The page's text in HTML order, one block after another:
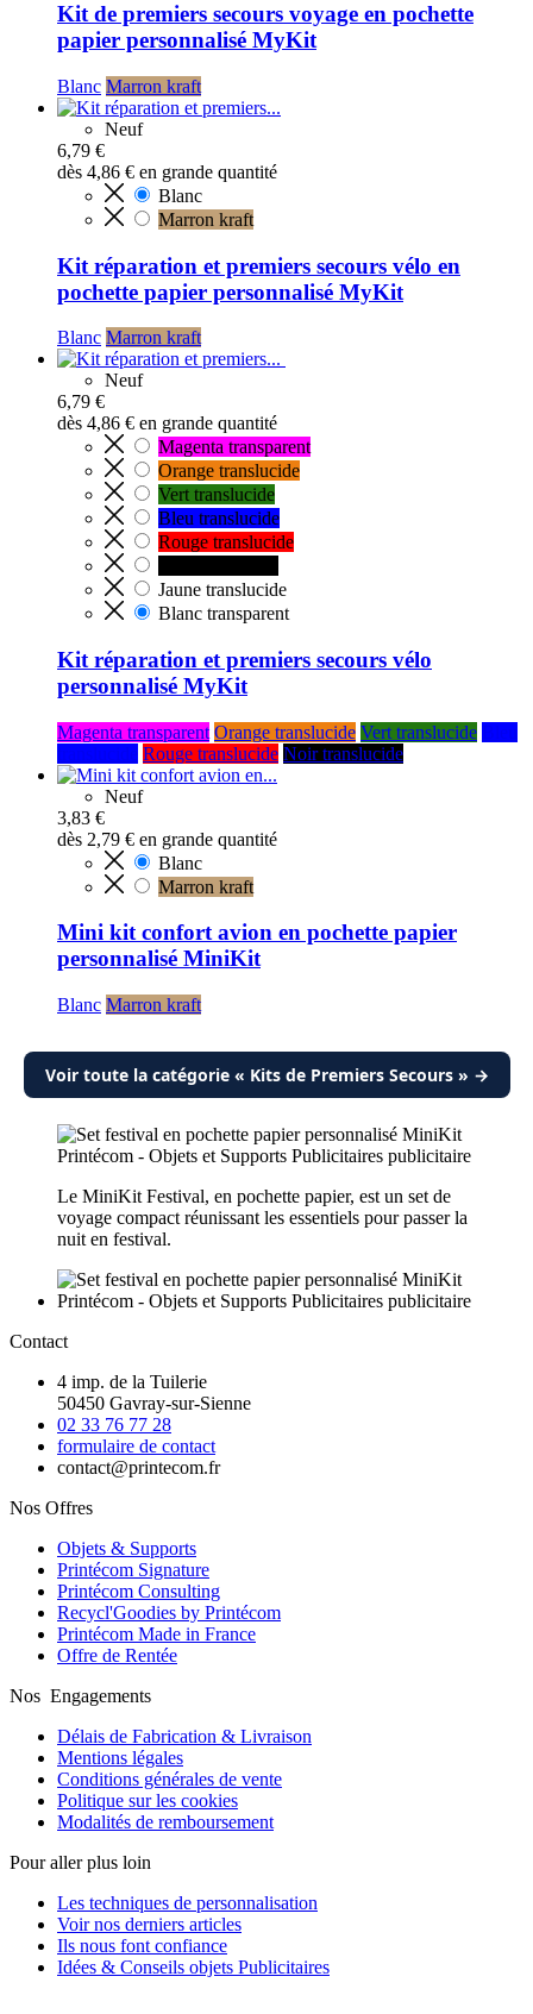
Kit de premiers secours voyage en pochette
papier personnalisé MyKit
Blanc Marron kraft
Neuf
6,79 €
dès 4,86 € en grande quantité
Blanc
Marron kraft
Kit réparation et premiers secours vélo en
pochette papier personnalisé MyKit
Blanc Marron kraft
Neuf
6,79 €
dès 4,86 € en grande quantité
Magenta transparent
Orange translucide
Vert translucide
Bleu translucide
Rouge translucide
Jaune translucide
Blanc transparent
Kit réparation et premiers secours vélo
personnalisé MyKit
Magenta transparent Orange translucide Vert translucide
Rouge translucide Noir translucide
Neuf
3,83 €
dès 2,79 € en grande quantité
Blanc
Marron kraft
Mini kit confort avion en pochette papier
personnalisé MiniKit
Blanc Marron kraft
Voir toute la catégorie « Kits de Premiers Secours » →
Le MiniKit Festival, en pochette papier, est un set de
voyage compact réunissant les essentiels pour passer la
nuit en festival.
Contact
4 imp. de la Tuilerie
50450 Gavray-sur-Sienne
02 33 76 77 28
formulaire de contact
contact@printecom.fr
Nos Offres
Objets & Supports
Printécom Signature
Printécom Consulting
Recycl'Goodies by Printécom
Printécom Made in France
Offre de Rentée
Nos Engagements
Délais de Fabrication & Livraison
Mentions légales
Conditions générales de vente
Politique sur les cookies
Modalités de remboursement
Pour aller plus loin
Les techniques de personnalisation
Voir nos derniers articles
Ils nous font confiance
Idées & Conseils objets Publicitaires